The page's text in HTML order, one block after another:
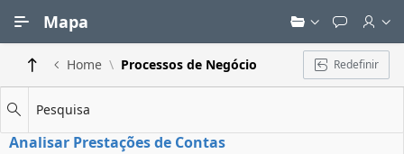
Mapa
Home Processos de Negócio Redefinir
Pesquisa
Analisar Prestações de Contas